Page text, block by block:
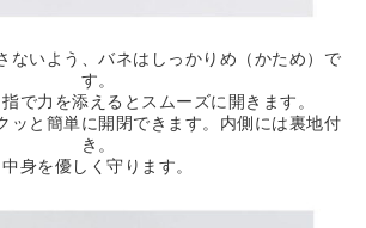
ないよう、バネはしっかりめ（かため）で
す。
で力を添えるとスムーズに開きます。
ッと簡単に開閉できます。内側には裏地付
き。
中身を優しく守ります。